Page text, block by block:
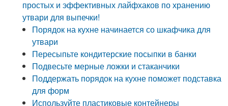
простых и эффективных лайфхаков по хранению
утвари для выпечки!
Порядок на кухне начинается со шкафчика для
утвари
Пересыпьте кондитерские посыпки в банки
Подвесьте мерные ложки и стаканчики
Поддержать порядок на кухне поможет подставка
для форм
Используйте пластиковые контейнеры